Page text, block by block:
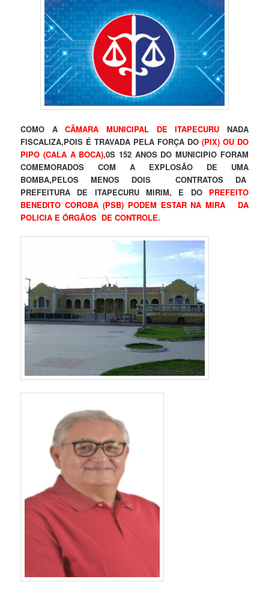
COMO ACÂMARA MUNICIPAL DE ITAPECURU NADA
FISCALIZA,POIS É TRAVADA PELA FORÇA DO (PIX) OU DO
PIPO (CALA A BOCA),0S 152 ANOS DO MUNICIPIO FORAM
COMEMORADOS COM A EXPLOSÃO DE UMA
BOMBA,PELOS MENOS DOIS CONTRATOS DA
PREFEITURA DE ITAPECURU MIRIM, E DOPREFEITO
BENEDITO COROBA (PSB) PODEM ESTAR NA MIRA DA
POLICIA E ÓRGÃOS DE CONTROLE.